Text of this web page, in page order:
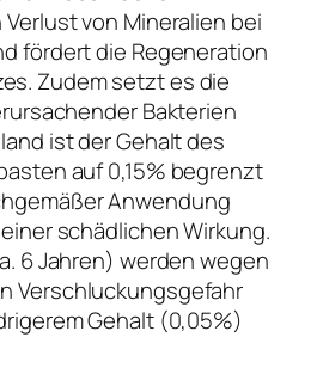
von Mineralien bei
fördert die Regeneration
Zudem setzt es die
Bakterien
ist der Gehalt des
auf 0,15% begrenzt
Anwendung
schädlichen Wirkung.
6 Jahren) werden wegen
Verschluckungsgefahr
Gehalt (0,05%)